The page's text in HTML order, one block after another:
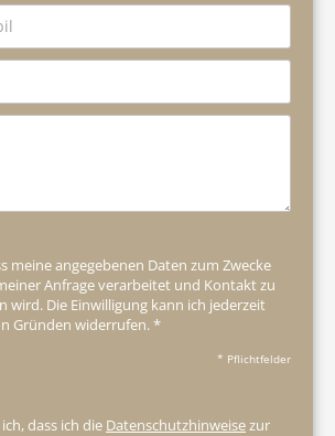
meine angegebenen Daten zum Zwecke
Anfrage verarbeitet und Kontakt zu
wird. Die Einwilligung kann ich jederzeit
Gründen widerrufen. *
* Pflichtfelder
dass ich die Datenschutzhinweisezur